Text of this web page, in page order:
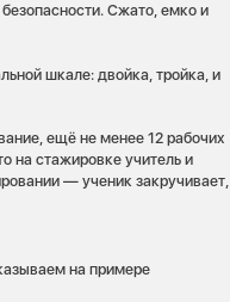
Сжато, емко и
шкале: двойка, тройка, и
ещё не менее 12 рабочих
на стажировке учитель и
— ученик закручивает,
на примере